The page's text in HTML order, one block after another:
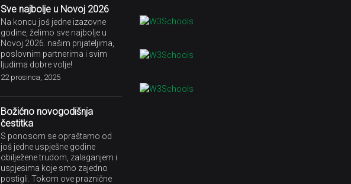
Sve najbolje u Novoj 2026
Na koncu još jedne izazovne
godine, želimo sve najbolje u
Novoj 2026. našim prijateljima,
poslovnim partnerima i svim
ljudima dobre volje!
22 prosinca, 2025
Božićno novogodišnja
čestitka
S ponosom se opraštamo od
još jedne uspješne godine
obilježene trudom, zalaganjem i
uspjesima koje smo zajedno
postigli. Tokom ove praznične